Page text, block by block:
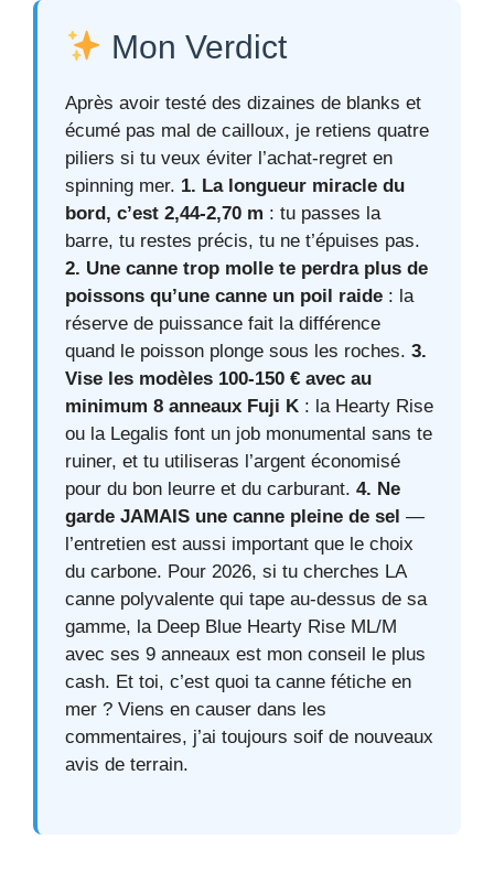
Mon Verdict
Après avoir testé des dizaines de blanks et
écumé pas mal de cailloux, je retiens quatre
piliers si tu veux éviter l’achat‑regret en
spinning mer. 1. La longueur miracle du
bord, c’est 2,44‑2,70 m : tu passes la
barre, tu restes précis, tu ne t’épuises pas.
2. Une canne trop molle te perdra plus de
poissons qu’une canne un poil raide : la
réserve de puissance fait la différence
quand le poisson plonge sous les roches. 3.
Vise les modèles 100‑150 € avec au
minimum 8 anneaux Fuji K : la Hearty Rise
ou la Legalis font un job monumental sans te
ruiner, et tu utiliseras l’argent économisé
pour du bon leurre et du carburant. 4. Ne
garde JAMAIS une canne pleine de sel —
l’entretien est aussi important que le choix
du carbone. Pour 2026, si tu cherches LA
canne polyvalente qui tape au‑dessus de sa
gamme, la Deep Blue Hearty Rise ML/M
avec ses 9 anneaux est mon conseil le plus
cash. Et toi, c’est quoi ta canne fétiche en
mer ? Viens en causer dans les
commentaires, j’ai toujours soif de nouveaux
avis de terrain.